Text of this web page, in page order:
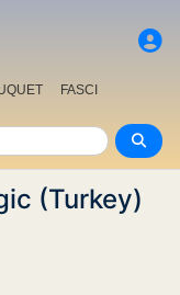
FASCI
(Turkey)